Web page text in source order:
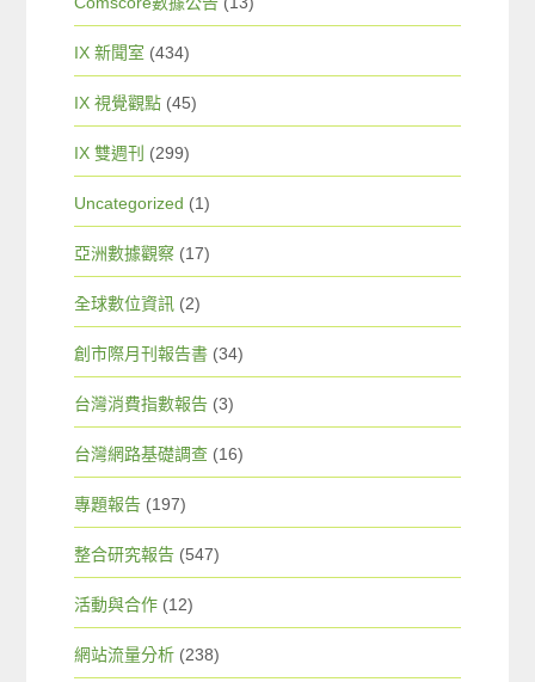
IX 新聞室 (434)
IX 視覺觀點 (45)
IX 雙週刊 (299)
Uncategorized (1)
亞洲數據觀察 (17)
全球數位資訊 (2)
創市際月刊報告書 (34)
台灣消費指數報告 (3)
台灣網路基礎調查 (16)
專題報告 (197)
整合研究報告 (547)
活動與合作 (12)
網站流量分析 (238)